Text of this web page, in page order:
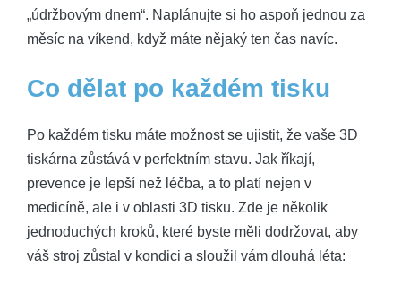
„údržbovým dnem“. Naplánujte si ho aspoň jednou za
měsíc na víkend, když máte nějaký ten čas navíc.
Co dělat po každém tisku
Po každém tisku máte možnost se ujistit, že vaše 3D
tiskárna zůstává v perfektním stavu. Jak říkají,
prevence je lepší než léčba, a to platí nejen v
medicíně, ale i v oblasti 3D tisku. Zde je několik
jednoduchých kroků, které byste měli dodržovat, aby
váš stroj zůstal v kondici a sloužil vám dlouhá léta: